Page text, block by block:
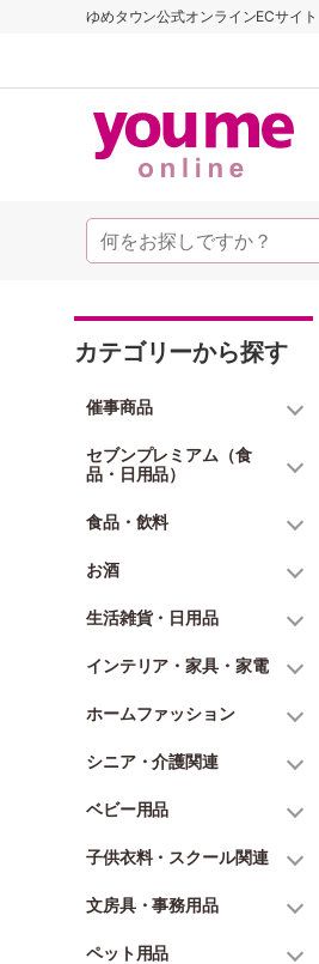
ゆめタウン公式オンラインECサイ
カテゴリーから探す
催事商品
セブンプレミアム（食
品・日用品）
食品・飲料
お酒
生活雑貨・日用品
インテリア・家具・家電
ホームファッション
シニア・介護関連
ベビー用品
子供衣料・スクール関連
文房具・事務用品
ペット用品